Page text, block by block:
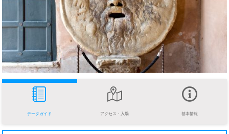
データガイド アクセス・入場 基本情報